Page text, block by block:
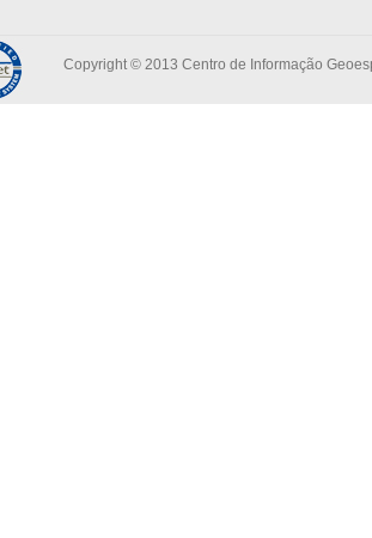
Copyright © 2013 Centro de Informação